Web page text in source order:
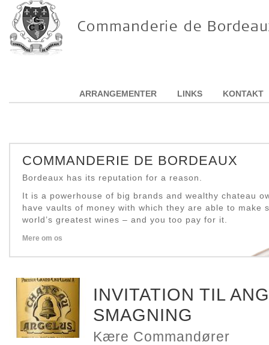
ARRANGEMENTER LINKS KONTAKT
COMMANDERIE DE BORDEAUX
Bordeaux has its reputation for a reason.
It is a powerhouse of big brands and wealthy chateau
have vaults of money with which they are able to make
world’s greatest wines – and you too pay for it.
Mere om os
INVITATION TIL
SMAGNING
Kære Commandører